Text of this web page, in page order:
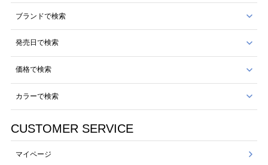
ブランドで検索
発売日で検索
価格で検索
カラーで検索
CUSTOMER SERVICE
マイページ